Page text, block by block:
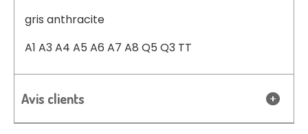
gris anthracite
A1 A3 A4 A5 A6 A7 A8 Q5 Q3 TT
Avis clients